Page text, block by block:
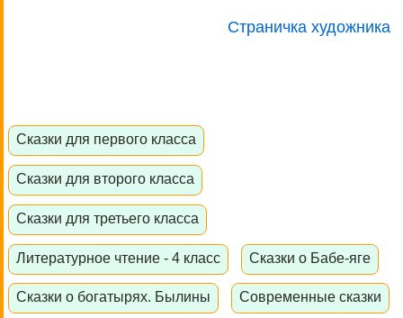
Страничка художника
Сказки для первого класса
Сказки для второго класса
Сказки для третьего класса
Литературное чтение - 4 класс Сказки о Бабе-яге
Сказки о богатырях. Былины Современные сказки